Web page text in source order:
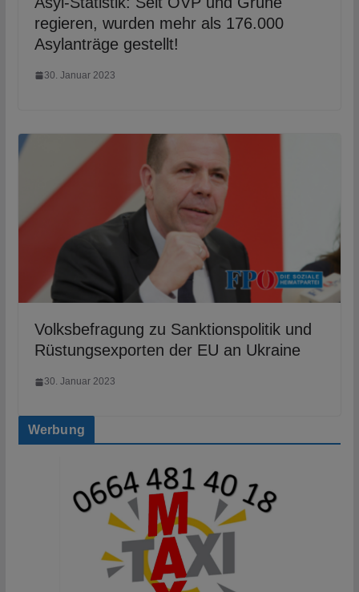
regieren, wurden mehr als 176.000
Asylanträge gestellt!
30. Januar 2023
Volksbefragung zu Sanktionspolitik und
Rüstungsexporten der EU an Ukraine
30. Januar 2023
Werbung